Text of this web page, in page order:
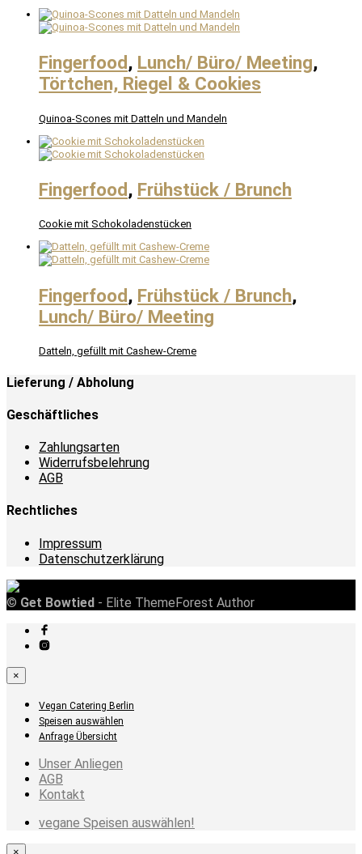
Fingerfood , Lunch/ Büro/ Meeting,
Törtchen, Riegel & Cookies
Quinoa-Scones mit Datteln und Mandeln
Fingerfood, Frühstück / Brunch
Cookie mit Schokoladenstücken
Fingerfood, Frühstück / Brunch,
Lunch/ Büro/ Meeting
Datteln, gefüllt mit Cashew-Creme
Lieferung / Abholung
Geschäftliches
Zahlungsarten
Widerrufsbelehrung
AGB
Rechtliches
Impressum
Datenschutzerklärung
© Get Bowtied - Elite ThemeForest Author
×
Vegan Catering Berlin
Speisen auswählen
Anfrage Übersicht
Unser Anliegen
AGB
Kontakt
vegane Speisen auswählen!